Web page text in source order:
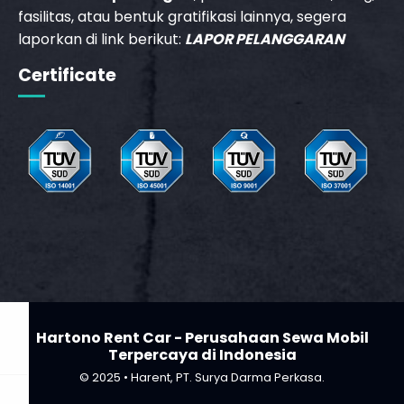
fasilitas, atau bentuk gratifikasi lainnya, segera
laporkan di link berikut: LAPOR PELANGGARAN
Certificate
Hartono Rent Car - Perusahaan Sewa Mobil
Terpercaya di Indonesia
© 2025 • Harent, PT. Surya Darma Perkasa.